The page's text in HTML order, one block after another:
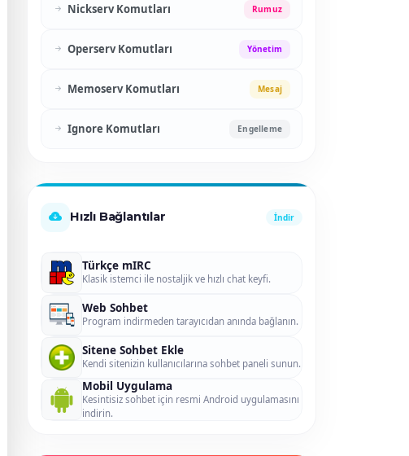
Nickserv Komutları Rumuz
Operserv Komutları Yönetim
Memoserv Komutları Mesaj
Ignore Komutları Engelleme
Hızlı Bağlantılar İndir
Türkçe mIRC
Klasik istemci ile nostaljik ve hızlı chat keyfi.
Web Sohbet
Program indirmeden tarayıcıdan anında bağlanın.
Sitene Sohbet Ekle
Kendi sitenizin kullanıcılarına sohbet paneli sunun.
Mobil Uygulama
Kesintisiz sohbet için resmi Android uygulamasını
indirin.